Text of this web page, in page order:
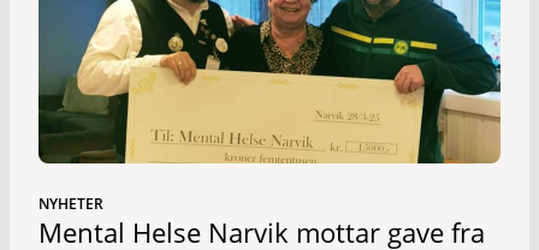
NYHETER
Mental Helse Narvik mottar gave fra